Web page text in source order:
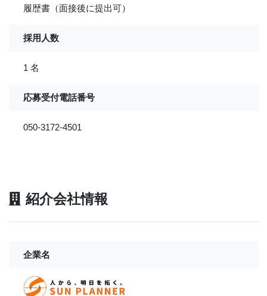
履歴書（面接後に提出可）
採用人数
1 名
応募受付電話番号
050-3172-4501
紹介会社情報
企業名